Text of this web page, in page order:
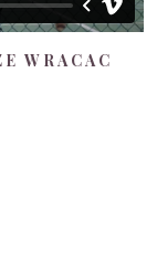
WRACAC